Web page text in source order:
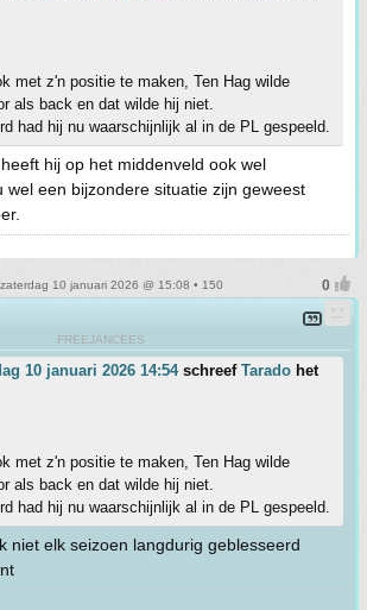
met z'n positie te maken, Ten Hag wilde
als back en dat wilde hij niet.
had hij nu waarschijnlijk al in de PL gespeeld.
hij op het middenveld ook wel
wel een bijzondere situatie zijn geweest
zaterdag 10 januari 2026 @ 15:08 • 150
FREEJANCEES
10 januari 2026 14:54schreef Tarado het
met z'n positie te maken, Ten Hag wilde
als back en dat wilde hij niet.
had hij nu waarschijnlijk al in de PL gespeeld.
niet elk seizoen langdurig geblesseerd